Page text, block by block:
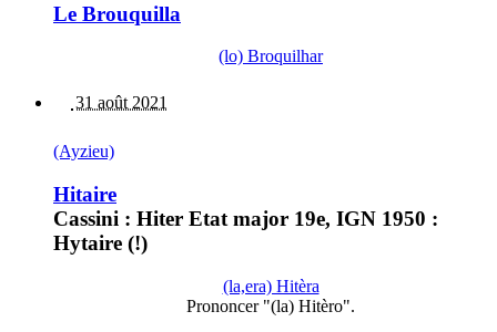
Le Brouquilla
(lo) Broquilhar
31 août 2021
(Ayzieu)
Hitaire
Cassini : Hiter Etat major 19e, IGN 1950 :
Hytaire (!)
(la,era) Hitèra
Prononcer "(la) Hitèro".